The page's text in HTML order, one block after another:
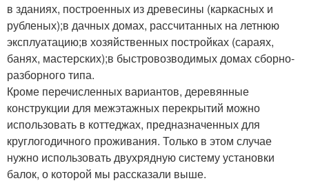
в зданиях, построенных из древесины (каркасных и
рубленых);в дачных домах, рассчитанных на летнюю
эксплуатацию;в хозяйственных постройках (сараях,
банях, мастерских);в быстровозводимых домах сборно-
разборного типа.
Кроме перечисленных вариантов, деревянные
конструкции для межэтажных перекрытий можно
использовать в коттеджах, предназначенных для
круглогодичного проживания. Только в этом случае
нужно использовать двухрядную систему установки
балок, о которой мы рассказали выше.